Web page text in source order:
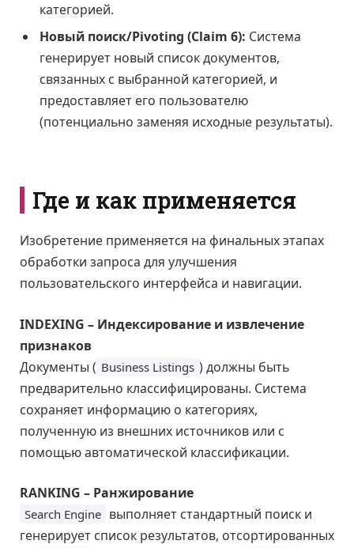
категорией.
Новый поиск/Pivoting (Claim 6): Система
генерирует новый список документов,
связанных с выбранной категорией, и
предоставляет его пользователю
(потенциально заменяя исходные результаты).
Где и как применяется
Изобретение применяется на финальных этапах
обработки запроса для улучшения
пользовательского интерфейса и навигации.
INDEXING – Индексирование и извлечение
признаков
Документы ( Business Listings ) должны быть
предварительно классифицированы. Система
сохраняет информацию о категориях,
полученную из внешних источников или с
помощью автоматической классификации.
RANKING – Ранжирование
Search Engine выполняет стандартный поиск и
генерирует список результатов, отсортированных